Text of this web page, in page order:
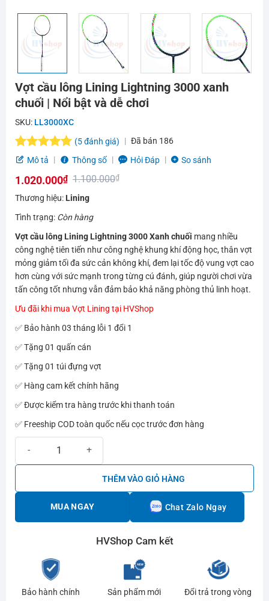
Vợt cầu lông Lining Lightning 3000 xanh
chuối | Nổi bật và dễ chơi
SKU: LL3000XC
5.0trên 5
5
đánh giá
(5đánh giá) Đã bán 186
Mô tả
Thông số Hỏi Đáp So sánh
1.100.000₫
Giá
1.100.000₫.
1.020.000₫
Giá
là:
1.020.000₫.
Thương hiệu: Lining
Tình trạng: Còn hàng
Vợt cầu lông Lining Lightning 3000 Xanh chuối mang nhiều
công nghệ tiên tiến như công nghệ khung khí động học, thân vợt
mỏng giảm tối đa sức cản không khí, đem lại tốc độ vung vợt cao
hơn cùng với sức mạnh trong từng cú đánh, giúp người chơi vừa
tấn công tốt nhưng vẫn đảm bảo khả năng phòng thủ linh hoạt.
Ưu đãi khi mua Vợt Lining tại HVShop
✅ Bảo hành 03 tháng lỗi 1 đổi 1
✅ Tặng 01 quấn cán
✅ Tặng 01 túi đựng vợt
✅ Hàng cam kết chính hãng
✅ Được kiểm tra hàng trước khi thanh toán
✅ Freeship COD toàn quốc nếu cọc trước đơn hàng
THÊM VÀO GIỎ HÀNG
MUA NGAY Chat Zalo Ngay
HVShop Cam kết
Bảo hành chính
Sản phẩm mới
Đổi trả trong vòng